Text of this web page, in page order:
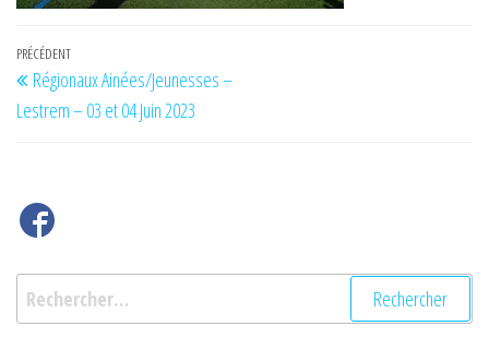
Navigation
de
l’article
Article
précédent
PRÉCÉDENT
Régionaux Ainées/Jeunesses –
Lestrem – 03 et 04 Juin 2023
Rechercher :